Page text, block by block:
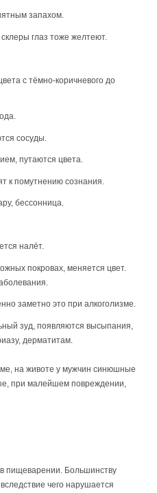
запахом.
глаз тоже желтеют.
с тёмно-коричневого до
сосуды.
путаются цвета.
к помутнению сознания.
бессонница.
налёт.
покровах, меняется цвет.
заметно это при алкоголизме.
зуд, появляются высыпания,
дерматитам.
на животе у мужчин синюшные
при малейшем повреждении,
пищеварении. Большинству
чего нарушается